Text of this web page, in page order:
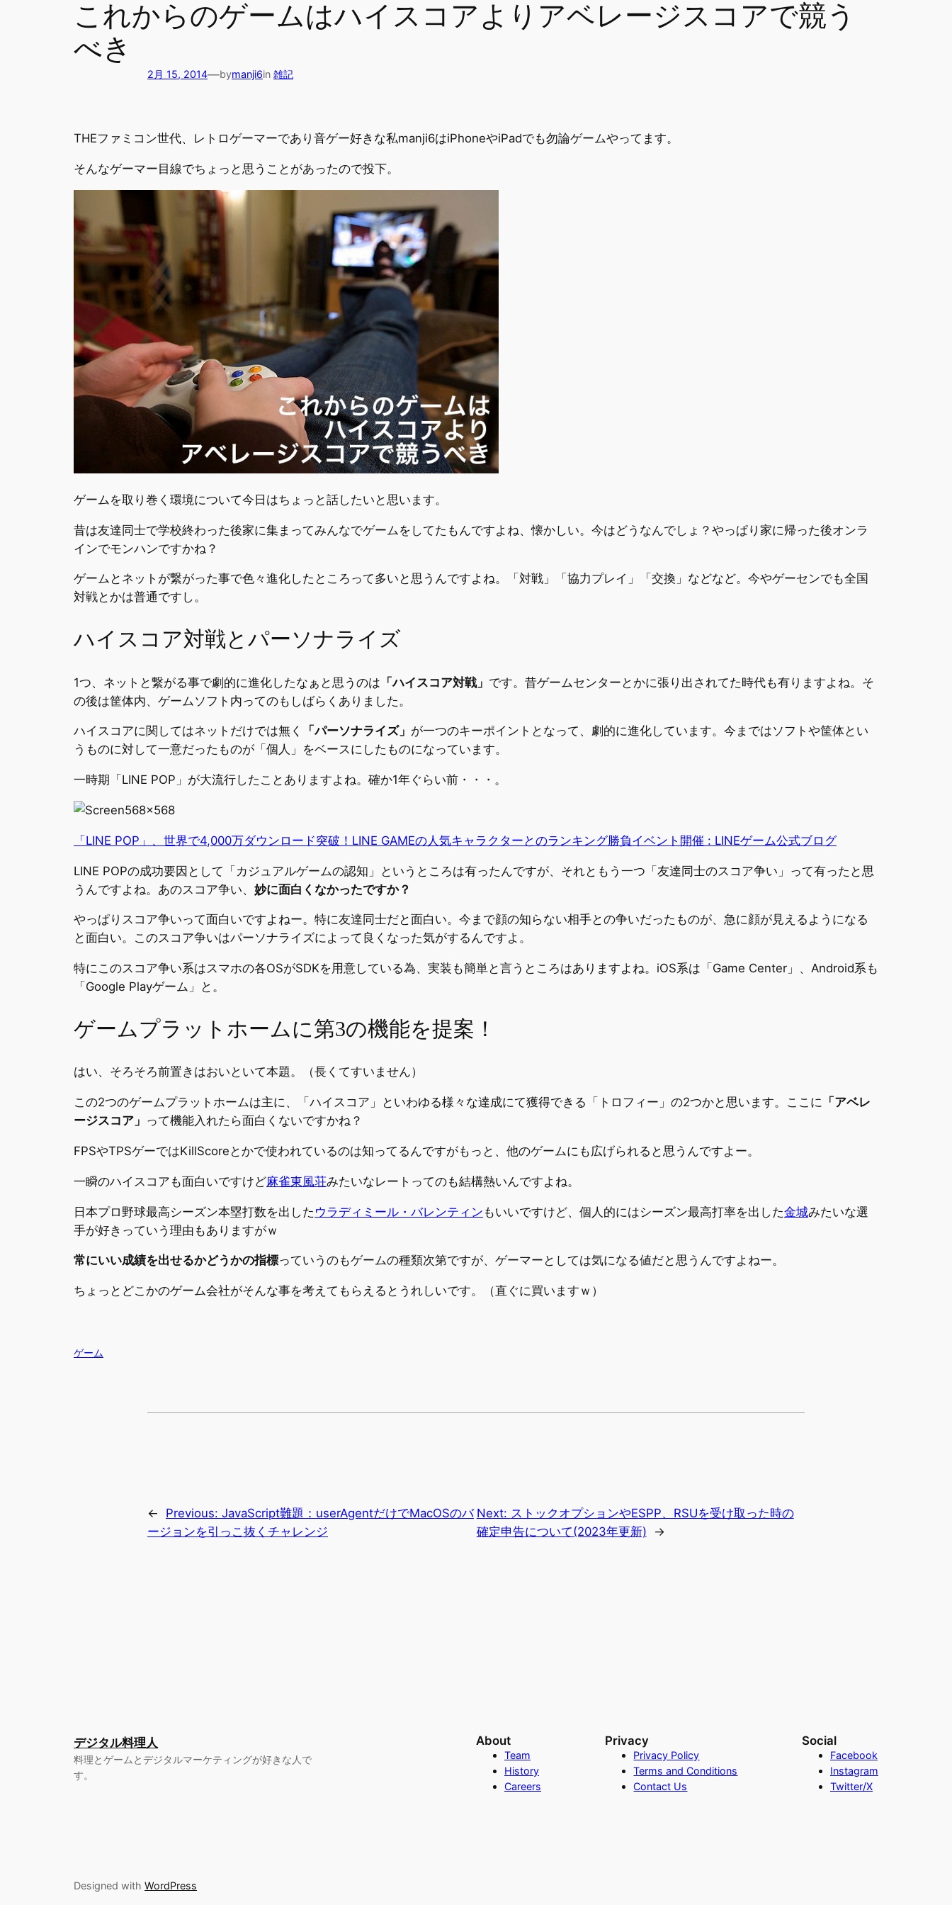
これからのゲームはハイスコアよりアベレージスコアで競う
べき
2月 15, 2014—bymanji6in 雑記
THEファミコン世代、レトロゲーマーであり音ゲー好きな私manji6はiPhoneやiPadでも勿論ゲームやってます。
そんなゲーマー目線でちょっと思うことがあったので投下。
ゲームを取り巻く環境について今日はちょっと話したいと思います。
昔は友達同士で学校終わった後家に集まってみんなでゲームをしてたもんですよね、懐かしい。今はどうなんでしょ？やっぱり家に帰った後オンラ
インでモンハンですかね？
ゲームとネットが繋がった事で色々進化したところって多いと思うんですよね。「対戦」「協力プレイ」「交換」などなど。今やゲーセンでも全国
対戦とかは普通ですし。
ハイスコア対戦とパーソナライズ
1つ、ネットと繋がる事で劇的に進化したなぁと思うのは 「ハイスコア対戦」 です。昔ゲームセンターとかに張り出されてた時代も有りますよね。そ
の後は筐体内、ゲームソフト内ってのもしばらくありました。
ハイスコアに関してはネットだけでは無く 「パーソナライズ」 が一つのキーポイントとなって、劇的に進化しています。今まではソフトや筐体とい
うものに対して一意だったものが「個人」をベースにしたものになっています。
一時期「LINE POP」が大流行したことありますよね。確か1年ぐらい前・・・。
「LINE POP」、世界で4,000万ダウンロード突破！LINE GAMEの人気キャラクターとのランキング勝負イベント開催 : LINEゲーム公式ブログ
LINE POPの成功要因として「カジュアルゲームの認知」というところは有ったんですが、それともう一つ「友達同士のスコア争い」って有ったと思
うんですよね。あのスコア争い、 妙に面白くなかったですか？
やっぱりスコア争いって面白いですよねー。特に友達同士だと面白い。今まで顔の知らない相手との争いだったものが、急に顔が見えるようになる
と面白い。このスコア争いはパーソナライズによって良くなった気がするんですよ。
特にこのスコア争い系はスマホの各OSがSDKを用意している為、実装も簡単と言うところはありますよね。iOS系は「Game Center」、Android系も
「Google Playゲーム」と。
ゲームプラットホームに第3の機能を提案！
はい、そろそろ前置きはおいといて本題。（長くてすいません）
この2つのゲームプラットホームは主に、「ハイスコア」といわゆる様々な達成にて獲得できる「トロフィー」の2つかと思います。ここに 「アベレ
ージスコア」 って機能入れたら面白くないですかね？
FPSやTPSゲーではKillScoreとかで使われているのは知ってるんですがもっと、他のゲームにも広げられると思うんですよー。
一瞬のハイスコアも面白いですけど麻雀東風荘みたいなレートってのも結構熱いんですよね。
日本プロ野球最高シーズン本塁打数を出した ウラディミール・バレンティン もいいですけど、個人的にはシーズン最高打率を出した金城みたいな選
手が好きっていう理由もありますがｗ
常にいい成績を出せるかどうかの指標っていうのもゲームの種類次第ですが、ゲーマーとしては気になる値だと思うんですよねー。
ちょっとどこかのゲーム会社がそんな事を考えてもらえるとうれしいです。（直ぐに買いますｗ）
ゲーム
← Previous: JavaScript難題：userAgentだけでMacOSのバ
ージョンを引っこ抜くチャレンジ
Next: ストックオプションやESPP、RSUを受け取った時の
確定申告について(2023年更新)
→
デジタル料理人
料理とゲームとデジタルマーケティングが好きな人で
す。
About
Team
History
Careers
Privacy
Privacy Policy
Terms and Conditions
Contact Us
Social
Facebook
Instagram
Twitter/X
Designed with WordPress